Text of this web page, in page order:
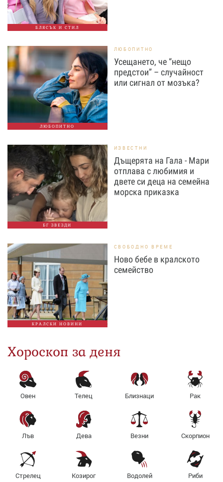
БЛЯСЪК И СТИЛ
ЛЮБОПИТНО
ЛЮБОПИТНО
Усещането, че “нещо
предстои” – случайност
или сигнал от мозъка?
БГ ЗВЕЗДИ
ИЗВЕСТНИ
Дъщерята на Гала - Мари
отплава с любимия и
двете си деца на семейна
морска приказка
КРАЛСКИ НОВИНИ
СВОБОДНО ВРЕМЕ
Ново бебе в кралското
семейство
Хороскоп за деня
Овен Телец Близнаци Рак
Лъв Дева Везни Скорпион
Стрелец Козирог Водолей Риби